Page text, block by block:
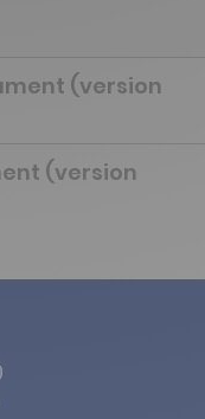
(version
(version